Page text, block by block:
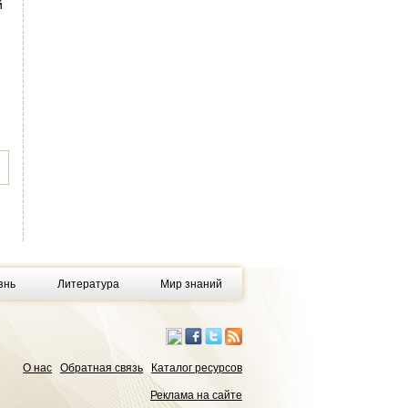
Литература Мир знаний
О нас Обратная связь Каталог ресурсов
Реклама на сайте